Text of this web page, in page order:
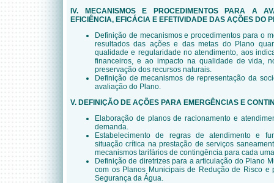
IV. MECANISMOS E PROCEDIMENTOS PARA A
EFICIÊNCIA, EFICÁCIA E EFETIVIDADE DAS AÇÕES DO
Definição de mecanismos e procedimentos para o
resultados das ações e das metas do Plano
qualidade e regularidade no atendimento, aos
financeiros, e ao impacto na qualidade de vida,
preservação dos recursos naturais.
Definição de mecanismos de representação da
avaliação do Plano.
V. DEFINIÇÃO DE AÇÕES PARA EMERGÊNCIAS E
Elaboração de planos de racionamento e
demanda.
Estabelecimento de regras de atendimento e
situação crítica na prestação de serviços
mecanismos tarifários de contingência para cada
Definição de diretrizes para a articulação do Plano
com os Planos Municipais de Redução de Risco e
Segurança da Água.